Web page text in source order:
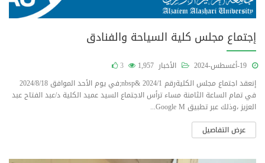
إجتماع مجلس كلية السياحة والفنادق
الأخبار 1,957
3
إنعقد اجتماع مجلس الكليةرقم 2024/1 &nbsp;في يوم الأحد الموافق 2024/8/18
في تمام الساعة الثامنة مساء ترأس الاجتماع السيد عميد الكلية د/عبد الفتاح عبد
العزيز ،وذلك عبر تطبيق Google M...
عرض التفاصيل